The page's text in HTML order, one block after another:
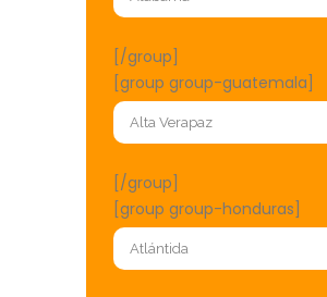
[/group]
[group group-guatemala]
[/group]
[group group-honduras]